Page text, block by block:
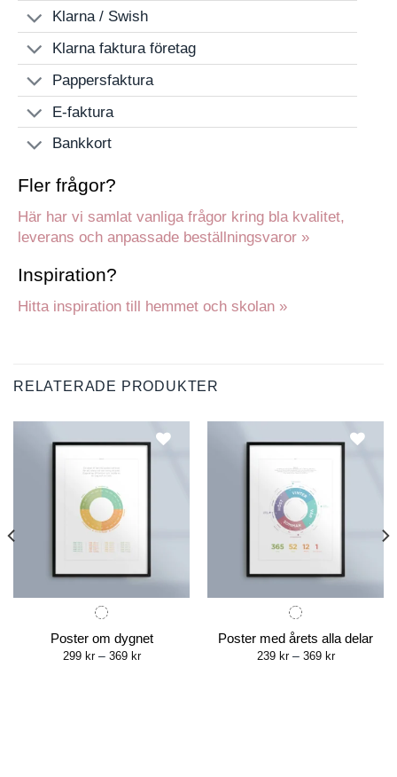
Klarna / Swish
Klarna faktura företag
Pappersfaktura
E-faktura
Bankkort
Fler frågor?
Här har vi samlat vanliga frågor kring bla kvalitet,
leverans och anpassade beställningsvaror »
Inspiration?
Hitta inspiration till hemmet och skolan »
RELATERADE PRODUKTER
Poster om dygnet
299 kr – 369 krPrice
Poster med årets alla delar
239 kr – 369 krPrice